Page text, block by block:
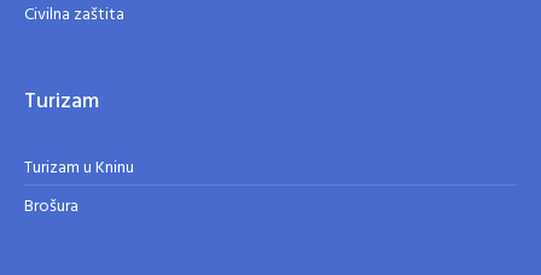
Civilna zaštita
Turizam
Turizam u Kninu
Brošura